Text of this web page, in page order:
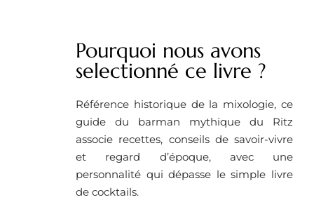
Pourquoi nous avons
selectionné ce livre ?
Référence historique de la mixologie, ce
guide du barman mythique du Ritz
associe recettes, conseils de savoir-vivre
et regard d’époque, avec une
personnalité qui dépasse le simple livre
de cocktails.